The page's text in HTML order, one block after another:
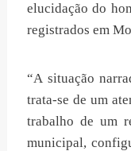
elucidação do
registrados em
“A situação
trata-se de um
trabalho de um
municipal,